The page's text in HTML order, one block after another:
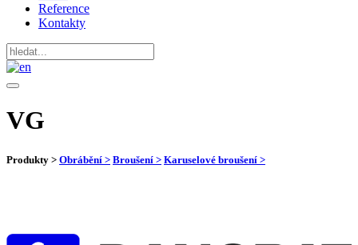
Reference
Kontakty
VG
Produkty > Obrábění > Broušení > Karuselové broušení >